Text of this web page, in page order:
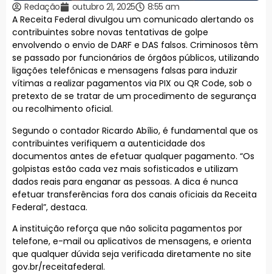
Redação outubro 21, 2025
8:55 am
A Receita Federal divulgou um comunicado alertando os
contribuintes sobre novas tentativas de golpe
envolvendo o envio de DARF e DAS falsos. Criminosos têm
se passado por funcionários de órgãos públicos, utilizando
ligações telefônicas e mensagens falsas para induzir
vítimas a realizar pagamentos via PIX ou QR Code, sob o
pretexto de se tratar de um procedimento de segurança
ou recolhimento oficial.
Segundo o contador Ricardo Abílio, é fundamental que os
contribuintes verifiquem a autenticidade dos
documentos antes de efetuar qualquer pagamento. “Os
golpistas estão cada vez mais sofisticados e utilizam
dados reais para enganar as pessoas. A dica é nunca
efetuar transferências fora dos canais oficiais da Receita
Federal”, destaca.
A instituição reforça que não solicita pagamentos por
telefone, e-mail ou aplicativos de mensagens, e orienta
que qualquer dúvida seja verificada diretamente no site
gov.br/receitafederal.